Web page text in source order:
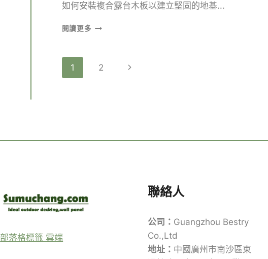
如何安裝複合露台木板以建立堅固的地基...
閱讀更多 如
立
頁
覽
1 2
下
部落格標籤 雲端
聯絡人
公司： Guangzhou Bestry
Co.,Ltd
地址： 中國廣州市南沙區東